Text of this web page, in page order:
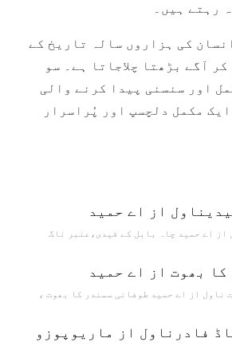
رہتے ہیں۔
کی ہزاروں سالہ تاریخ کے
آگے بڑھتا چلاجاتا ہے۔ سو
اور سنسنی پیدا کرنے والی
مکمل دلچسپ اور پُراسرار
از اے حمید
از اے حمید چاہ بابل کے قیدی،عنبر ناگ
بھوت از اے حمید
ناول از اے حمید طوفانی سمندر کا بھوت ،
فادرناول از ماریوپوزو